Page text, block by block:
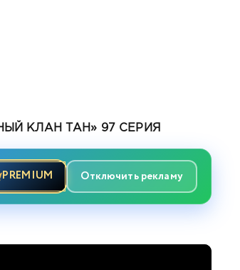
КЛАН ТАН» 97 СЕРИЯ
PREMIUM Отключить рекламу